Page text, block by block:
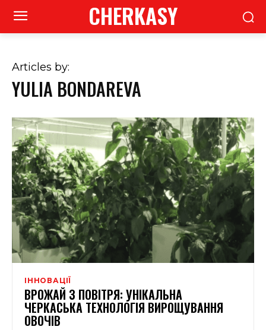
CHERKASY
Articles by:
YULIA BONDAREVA
ІННОВАЦІЇ
ВРОЖАЙ З ПОВІТРЯ: УНІКАЛЬНА
ЧЕРКАСЬКА ТЕХНОЛОГІЯ ВИРОЩУВАННЯ
ОВОЧІВ